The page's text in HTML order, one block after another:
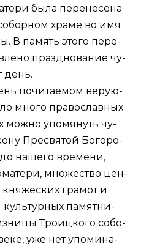
бы­ла пе­ре­не­се­на
хра­ме во имя
В па­мять это­го пе­ре­
празд­но­ва­ние чу­
день.
по­чи­та­е­мом ве­ру­ю­
мно­го пра­во­слав­ных
мож­но упо­мя­нуть чу­
Пре­свя­той Бо­го­ро­
на­ше­го вре­ме­ни,
мно­же­ство цен­
гра­мот и
куль­тур­ных па­мят­ни­
Тро­иц­ко­го со­бо­
уже нет упо­ми­на­